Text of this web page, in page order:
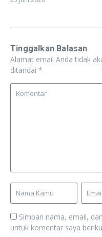
Tinggalkan Balasan
Alamat email Anda tidak
ditandai *
Simpan nama, email,
untuk komentar saya